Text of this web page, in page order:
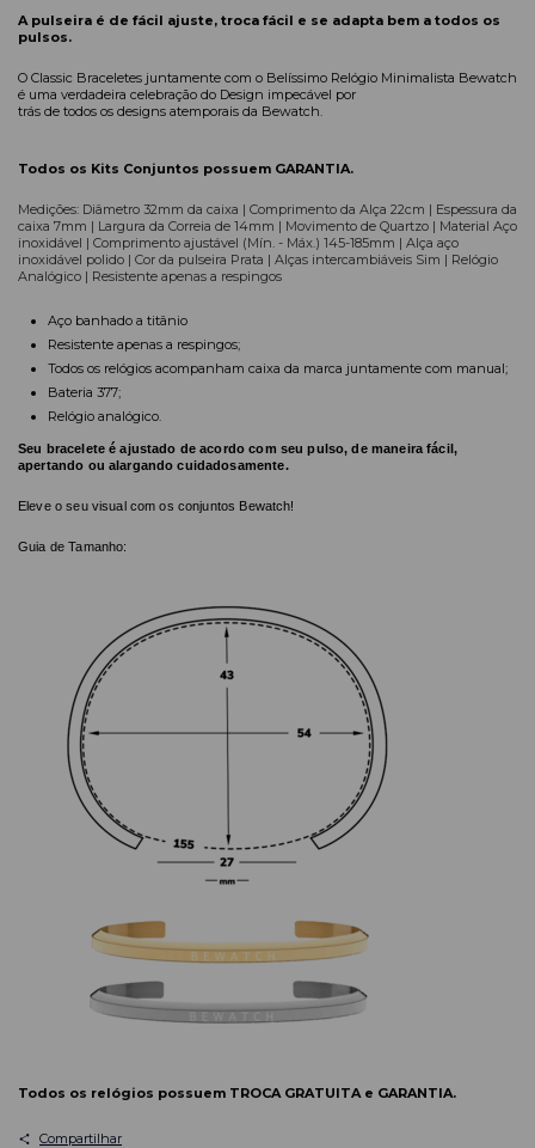
A pulseira é de fácil ajuste, troca fácil e se adapta bem a todos os
pulsos.
O Classic Braceletes juntamente com o Belíssimo Relógio Minimalista Bewatch
é uma verdadeira celebração do Design impecável por
trás de todos os designs atemporais da Bewatch.
Todos os Kits Conjuntos possuem GARANTIA.
Medições: Diâmetro 32mm da caixa | Comprimento da Alça 22cm | Espessura da
caixa 7mm | Largura da Correia de 14mm | Movimento de Quartzo | Material Aço
inoxidável | Comprimento ajustável (Mín. - Máx.) 145-185mm | Alça aço
inoxidável polido | Cor da pulseira Prata | Alças intercambiáveis Sim | Relógio
Analógico | Resistente apenas a respingos
Aço banhado a titânio
Resistente apenas a respingos;
Todos os relógios acompanham caixa da marca juntamente com manual;
Bateria 377;
Relógio analógico.
Seu bracelete é ajustado de acordo com seu pulso, de maneira fácil,
apertando ou alargando cuidadosamente.
Eleve o seu visual com os conjuntos Bewatch!
Guia de Tamanho:
Todos os relógios possuem TROCA GRATUITA e GARANTIA.
Compartilhar